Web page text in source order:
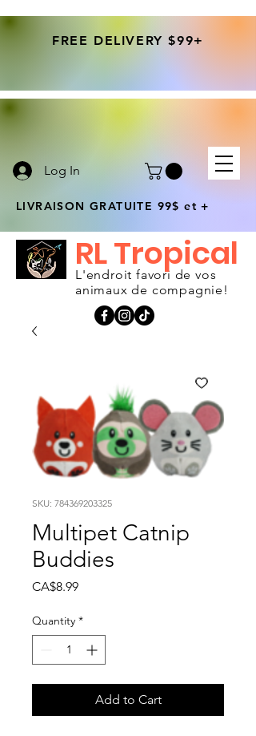
Log In
LIVRAISON GRATUITE 99$ et +
L'endroit favori de vos
animaux de compagnie!
RL Tropical
FREE DELIVERY $99+
SKU: 784369203325
Multipet Catnip
Buddies
CA$8.99Price
Quantity *
Add to Cart